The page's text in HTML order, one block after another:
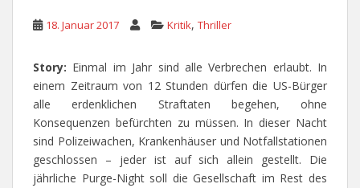
18. Januar 2017 Kritik, Thriller
Story: Einmal im Jahr sind alle Verbrechen erlaubt. In
einem Zeitraum von 12 Stunden dürfen die US-Bürger
alle erdenklichen Straftaten begehen, ohne
Konsequenzen befürchten zu müssen. In dieser Nacht
sind Polizeiwachen, Krankenhäuser und Notfallstationen
geschlossen – jeder ist auf sich allein gestellt. Die
jährliche Purge-Night soll die Gesellschaft im Rest des